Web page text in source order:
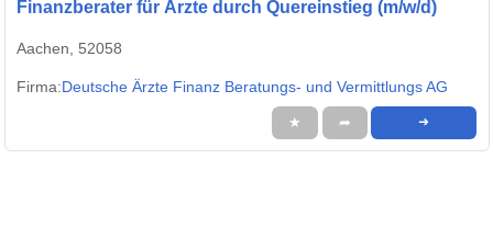
Finanzberater für Ärzte durch Quereinstieg (m/w/d)
Aachen, 52058
Firma:Deutsche Ärzte Finanz Beratungs- und Vermittlungs AG
★ ➦ ➜